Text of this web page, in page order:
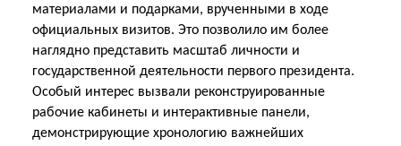
материалами и подарками, врученными в ходе
официальных визитов. Это позволило им более
наглядно представить масштаб личности и
государственной деятельности первого президента.
Особый интерес вызвали реконструированные
рабочие кабинеты и интерактивные панели,
демонстрирующие хронологию важнейших